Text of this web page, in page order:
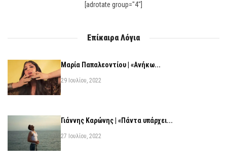
[adrotate group="4"]
Επίκαιρα Λόγια
Μαρία Παπαλεοντίου | «Ανήκω...
29 Ιουλίου, 2022
Γιάννης Καρώνης | «Πάντα υπάρχει...
27 Ιουλίου, 2022